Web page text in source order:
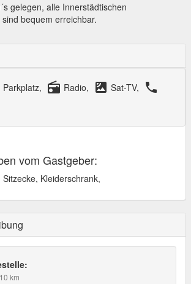
gelegen, alle Innerstädtischen
bequem erreichbar.
Parkplatz, radio Radio, satellite Sat-TV, local_phone
vom Gastgeber:
Kleiderschrank,
km